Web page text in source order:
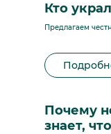
Кто
Предлагаем
Почему
знает,